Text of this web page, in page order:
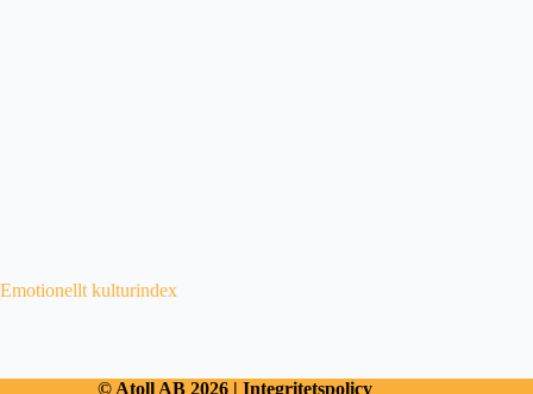
Emotionellt kulturindex
© Atoll AB 2026 | Integritetspolicy